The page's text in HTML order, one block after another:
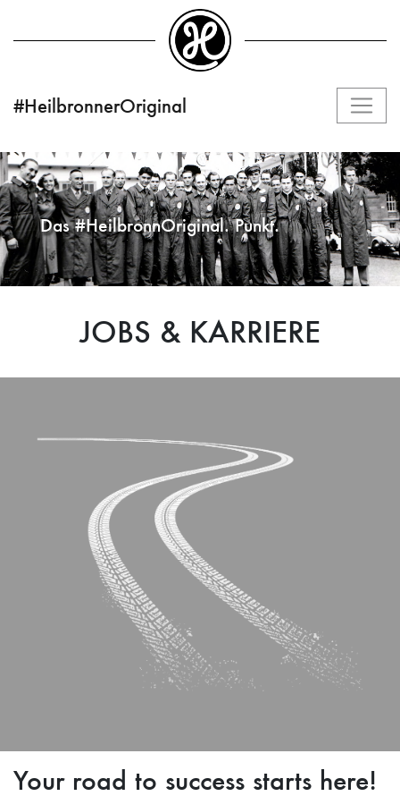
#HeilbronnerOriginal
Das #HeilbronnOriginal. Punkt.
JOBS & KARRIERE
Your road to success starts here!